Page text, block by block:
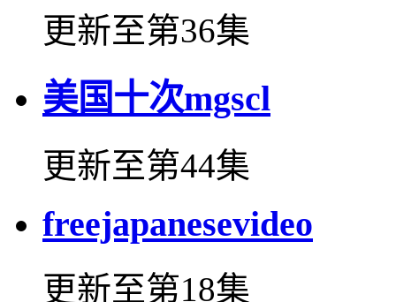
更新至第36集
美国十次mgscl
更新至第44集
freejapanesevideo
更新至第18集